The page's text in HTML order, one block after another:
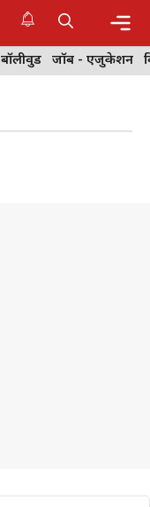
बॉलीवुड जॉब - एजुकेशन